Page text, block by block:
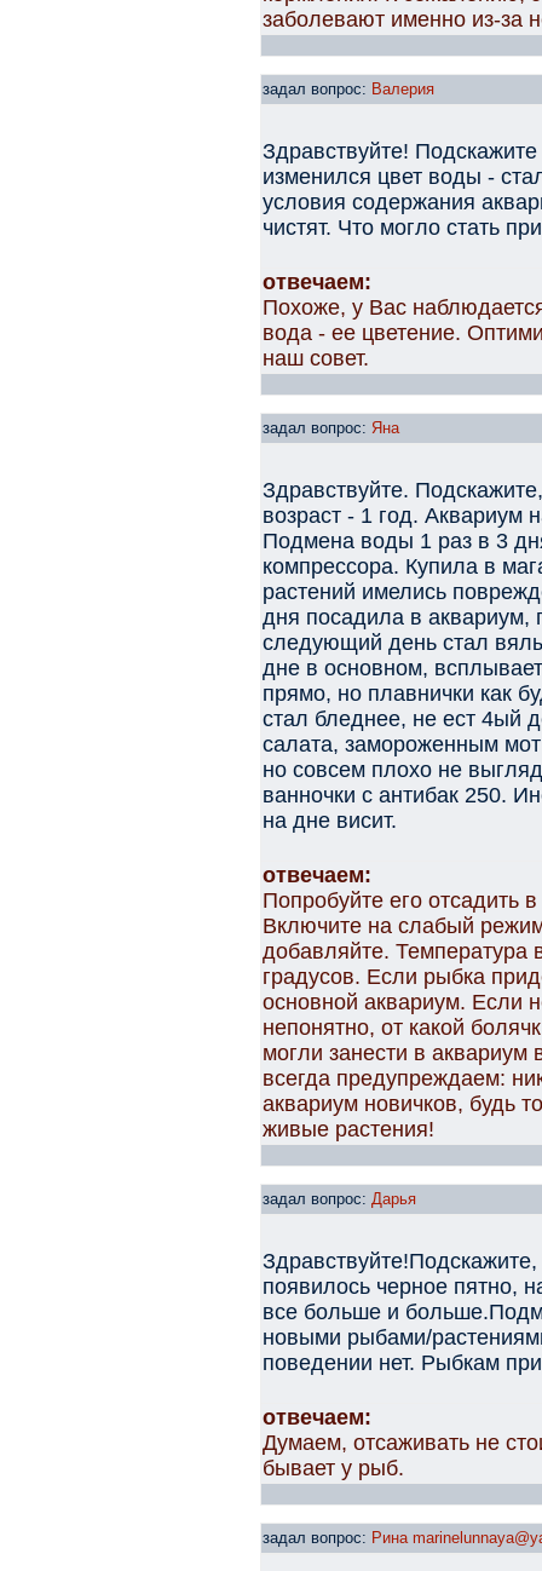
заболевают именно из-за
задал вопрос: Валерия
Здравствуйте!
изменился цвет воды -
условия содержания
чистят. Что могло стать
отвечаем:
Похоже, у Вас
вода - ее цветение.
наш совет.
задал вопрос: Яна
Здравствуйте.
возраст - 1 год. Аквариум
Подмена воды 1 раз в 3
компрессора. Купила в
растений имелись
дня посадила в аквариум,
следующий день стал
дне в основном,
прямо, но плавнички как
стал бледнее, не ест 4ый
салата, замороженным
но совсем плохо не
ванночки с антибак 250.
на дне висит.
отвечаем:
Попробуйте его отсадить
Включите на слабый
добавляйте.
градусов. Если рыбка
основной аквариум. Если
непонятно, от какой
могли занести в
всегда предупреждаем:
аквариум новичков, будь
живые растения!
задал вопрос: Дарья
появилось черное пятно,
все больше и
новыми рыбами/
поведении нет. Рыбкам
отвечаем:
Думаем, отсаживать не
бывает у рыб.
задал вопрос: Рина